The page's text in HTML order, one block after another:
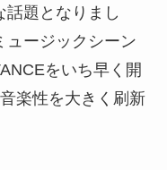
話題となりまし
ュージックシーン
をいち早く開
楽性を大きく刷新